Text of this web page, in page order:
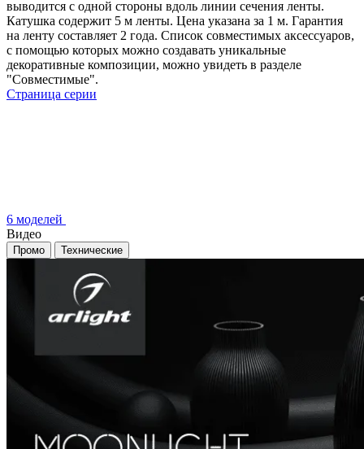
выводится с одной стороны вдоль линии сечения ленты.
Катушка содержит 5 м ленты. Цена указана за 1 м. Гарантия
на ленту составляет 2 года. Список совместимых аксессуаров,
с помощью которых можно создавать уникальные
декоративные композиции, можно увидеть в разделе
"Совместимые".
Страница серии
6 моделей
Видео
Промо Технические